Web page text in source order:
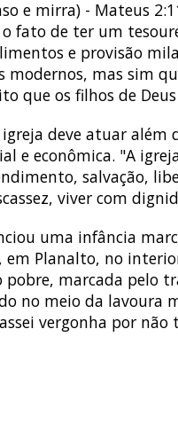
e mirra) - Mateus
fato de ter um
e provisão
modernos, mas sim
que os filhos de
deve atuar além
e econômica. "A
salvação,
viver com
uma infância
em Planalto, no
marcada pelo
no meio da lavoura
vergonha por